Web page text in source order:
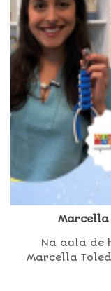
Marcella
Na aula de
Marcella